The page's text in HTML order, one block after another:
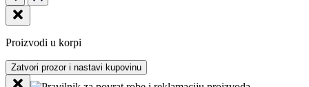
Proizvodi u korpi
Zatvori prozor i nastavi kupovinu